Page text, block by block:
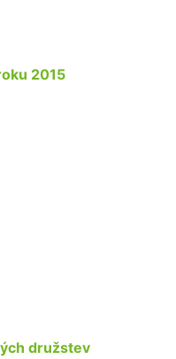
2015
družstev